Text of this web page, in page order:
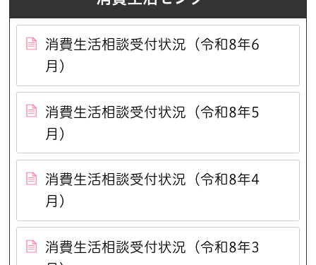
消費生活相談受付状況（令和8年6
月）
消費生活相談受付状況（令和8年5
月）
消費生活相談受付状況（令和8年4
月）
消費生活相談受付状況（令和8年3